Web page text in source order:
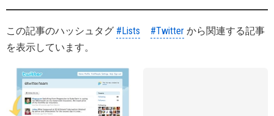
この記事のハッシュタグ #Lists #Twitter から関連する記事
を表示しています。